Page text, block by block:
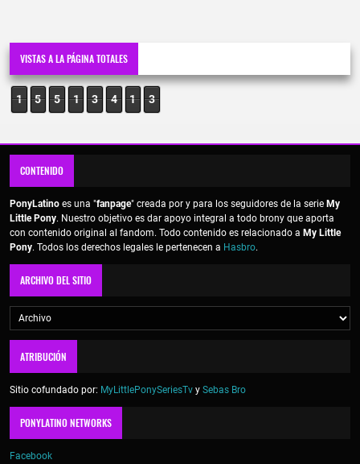
VISTAS A LA PÁGINA TOTALES
1 5 5 1 3 4 1 3
CONTENIDO
PonyLatino es una "fanpage" creada por y para los seguidores de la serie My
Little Pony. Nuestro objetivo es dar apoyo integral a todo brony que aporta
con contenido original al fandom. Todo contenido es relacionado a My Little
Pony. Todos los derechos legales le pertenecen a Hasbro.
ARCHIVO DEL SITIO
ATRIBUCIÓN
Sitio cofundado por: MyLittlePonySeriesTv y Sebas Bro
PONYLATINO NETWORKS
Facebook